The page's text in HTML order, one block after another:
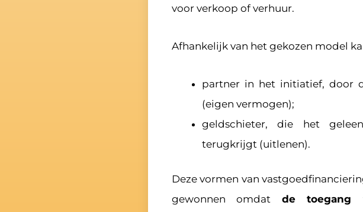
voor verkoop of verhuur.
Afhankelijk van het gekozen model
partner in het initiatief, door
(eigen vermogen);
geldschieter, die het
terugkrijgt (uitlenen).
Deze vormen van
gewonnen omdat de toegang